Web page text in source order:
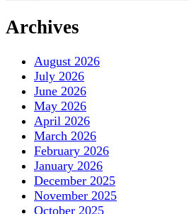
Archives
August 2026
July 2026
June 2026
May 2026
April 2026
March 2026
February 2026
January 2026
December 2025
November 2025
October 2025